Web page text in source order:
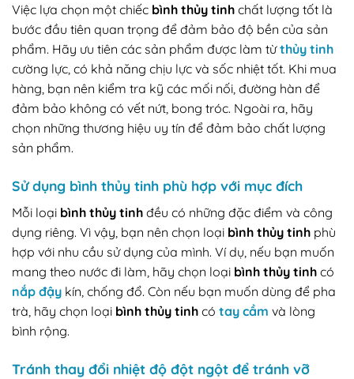
Việc lựa chọn một chiếc bình thủy tinh chất lượng tốt là
bước đầu tiên quan trọng để đảm bảo độ bền của sản
phẩm. Hãy ưu tiên các sản phẩm được làm từthủy tinh
cường lực, có khả năng chịu lực và sốc nhiệt tốt. Khi mua
hàng, bạn nên kiểm tra kỹ các mối nối, đường hàn để
đảm bảo không có vết nứt, bong tróc. Ngoài ra, hãy
chọn những thương hiệu uy tín để đảm bảo chất lượng
sản phẩm.
Sử dụng bình thủy tinh phù hợp với mục đích
Mỗi loại bình thủy tinh đều có những đặc điểm và công
dụng riêng. Vì vậy, bạn nên chọn loại bình thủy tinh phù
hợp với nhu cầu sử dụng của mình. Ví dụ, nếu bạn muốn
mang theo nước đi làm, hãy chọn loại bình thủy tinh có
nắp đậy kín, chống đổ. Còn nếu bạn muốn dùng để pha
trà, hãy chọn loại bình thủy tinh có tay cầm và lòng
bình rộng.
Tránh thay đổi nhiệt độ đột ngột để tránh vỡ